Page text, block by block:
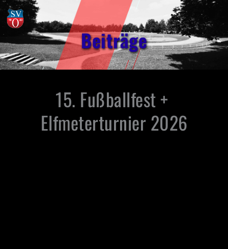
Beiträge
15. Fußballfest +
Elfmeterturnier 2026